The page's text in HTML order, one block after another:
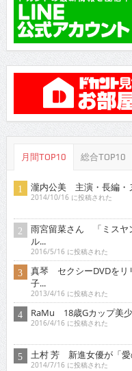
月間TOP10 総合TOP10
瀧内公美 主演・長編・
2014/10/16 に投稿された
雨宮留菜さん 「ミスヤ
ル...
2016/5/16 に投稿された
真琴 セクシーDVDをリ
子...
2013/4/16 に投稿された
RaMu 18歳Gカップ美
2016/4/16 に投稿された
土村 芳 新進女優が「愛
2014/7/16 に投稿された